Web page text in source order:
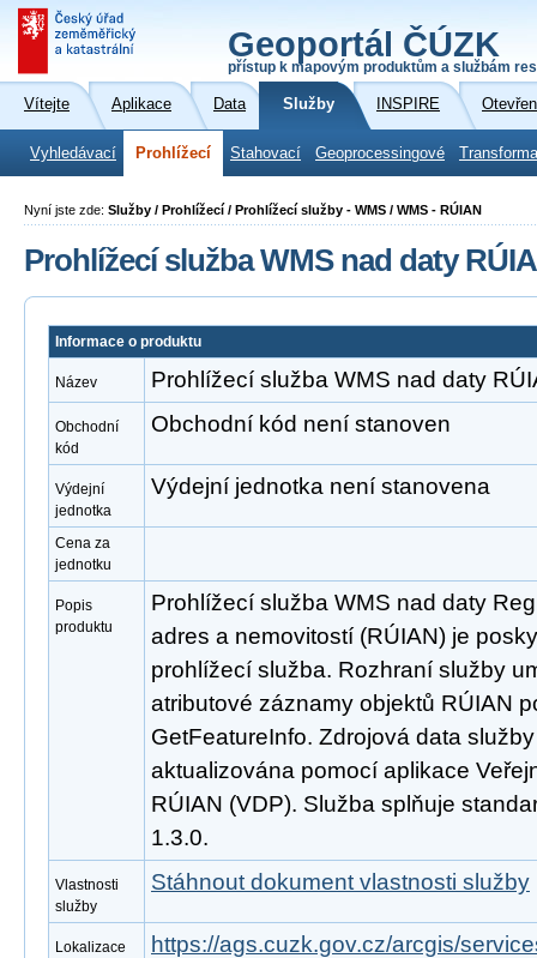
Geoportál ČÚZK
přístup k mapovým produktům a službám
Vítejte Aplikace Data Služby INSPIRE
Vyhledávací Prohlížecí Stahovací Geoprocessingové
Nyní jste zde: Služby / Prohlížecí / Prohlížecí služby - WMS / WMS - RÚIAN
Prohlížecí služba WMS nad daty
Informace o produktu
Název Prohlížecí služba WMS nad daty
Obchodní
kód
Obchodní kód není stanoven
Výdejní
jednotka
Výdejní jednotka není stanovena
Cena za
jednotku
Popis
produktu
Prohlížecí služba WMS nad daty
adres a nemovitostí (RÚIAN) je
prohlížecí služba. Rozhraní služby
atributové záznamy objektů RÚIAN
GetFeatureInfo. Zdrojová data
aktualizována pomocí aplikace
RÚIAN (VDP). Služba splňuje
1.3.0.
Vlastnosti
služby
Stáhnout dokument vlastnosti služby
Lokalizace
https://ags.cuzk.gov.cz/arcgis/